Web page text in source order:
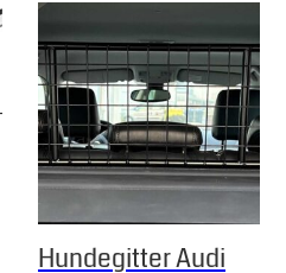
Hundegitter Audi